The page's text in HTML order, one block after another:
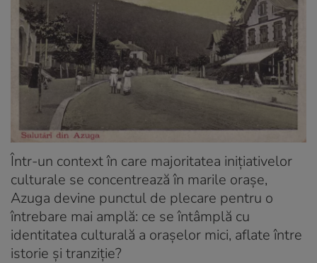
Într-un context în care majoritatea inițiativelor
culturale se concentrează în marile orașe,
Azuga devine punctul de plecare pentru o
întrebare mai amplă: ce se întâmplă cu
identitatea culturală a orașelor mici, aflate între
istorie și tranziție?